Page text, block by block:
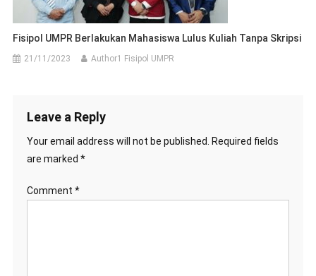
Fisipol UMPR Berlakukan Mahasiswa Lulus Kuliah Tanpa Skripsi
21/11/2023 Author1 Fisipol UMPR
Leave a Reply
Your email address will not be published. Required fields
are marked *
Comment *